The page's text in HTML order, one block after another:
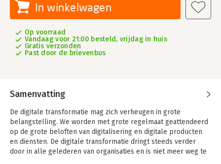
In winkelwagen
Op voorraad
Vandaag voor 21:00 besteld, vrijdag in huis
Gratis verzonden
Past door de brievenbus
Samenvatting
De digitale transformatie mag zich verheugen in grote
belangstelling. We worden met grote regelmaat geattendeerd
op de grote beloften van digitalisering en digitale producten
en diensten. De digitale transformatie dringt steeds verder
door in alle gelederen van organisaties en is niet meer weg te